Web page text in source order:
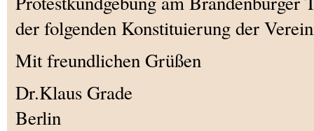
der folgenden Konstituierung der
Mit freundlichen Grüßen
Dr.Klaus Grade
Berlin